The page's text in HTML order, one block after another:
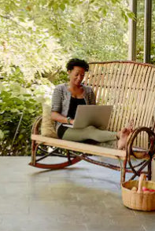
კლავიშები